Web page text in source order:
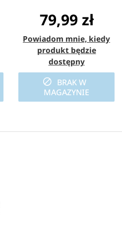
79,99 zł
Powiadom mnie, kiedy
produkt będzie
dostępny
BRAK W
MAGAZYNIE